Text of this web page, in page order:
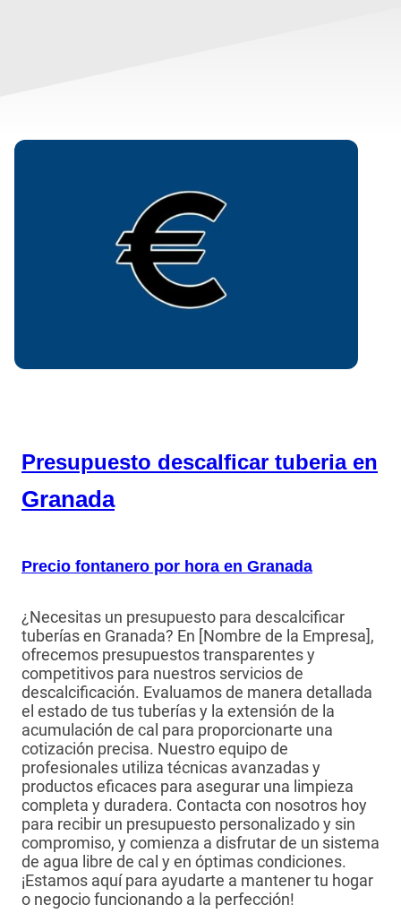
Presupuesto descalficar tuberia en
Granada
Precio fontanero por hora en Granada
¿Necesitas un presupuesto para descalcificar
tuberías en Granada? En [Nombre de la Empresa],
ofrecemos presupuestos transparentes y
competitivos para nuestros servicios de
descalcificación. Evaluamos de manera detallada
el estado de tus tuberías y la extensión de la
acumulación de cal para proporcionarte una
cotización precisa. Nuestro equipo de
profesionales utiliza técnicas avanzadas y
productos eficaces para asegurar una limpieza
completa y duradera. Contacta con nosotros hoy
para recibir un presupuesto personalizado y sin
compromiso, y comienza a disfrutar de un sistema
de agua libre de cal y en óptimas condiciones.
¡Estamos aquí para ayudarte a mantener tu hogar
o negocio funcionando a la perfección!